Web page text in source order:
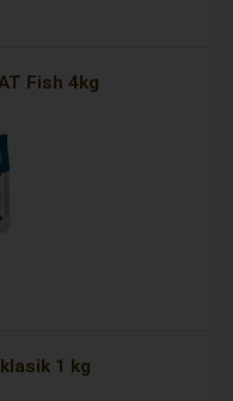
Fish 4kg
1 kg